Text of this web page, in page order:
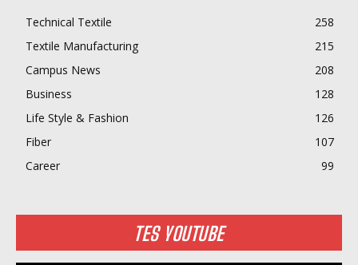
Technical Textile
258
Textile Manufacturing
215
Campus News
208
Business
128
Life Style & Fashion
126
Fiber
107
Career
99
TES YOUTUBE